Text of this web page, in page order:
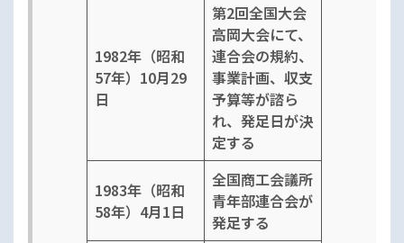
1982年（昭和
57年）10月29
日
第2回全国大会
高岡大会にて、
連合会の規約、
事業計画、収支
予算等が諮ら
れ、発足日が決
定する
1983年（昭和
58年）4月1日
全国商工会議所
青年部連合会が
発足する